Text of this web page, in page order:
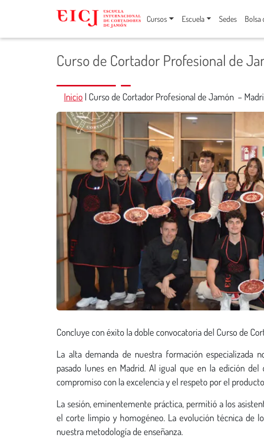
Cursos Escuela Sedes Bolsa
Curso de Cortador Profesional de
Inicio | Curso de Cortador Profesional de Jamón –
Concluye con éxito la doble convocatoria del Curso de
La alta demanda de nuestra formación especializada
pasado lunes en Madrid. Al igual que en la edición
compromiso con la excelencia y el respeto por el
La sesión, eminentemente práctica, permitió a los
el corte limpio y homogéneo. La evolución técnica de
nuestra metodología de enseñanza.